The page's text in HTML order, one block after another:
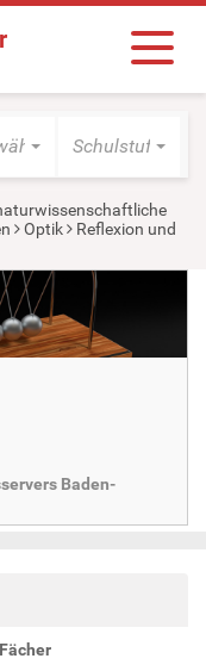
Schulstufe
Optik
Reflexion und
Baden-